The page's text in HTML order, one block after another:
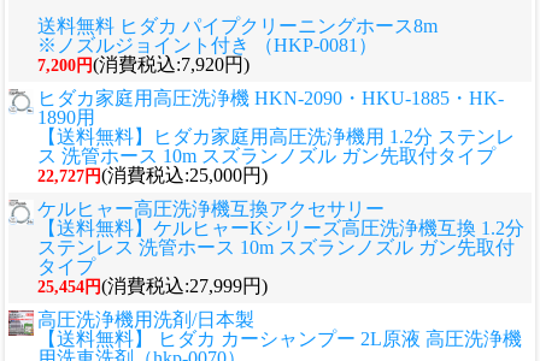
送料無料 ヒダカ パイプクリーニングホース8m
※ノズルジョイント付き （HKP-0081）
7,200円(消費税込:7,920円)
ヒダカ家庭用高圧洗浄機 HKN-2090・HKU-1885・HK-
1890用
【送料無料】ヒダカ家庭用高圧洗浄機用 1.2分 ステンレ
ス 洗管ホース 10m スズランノズル ガン先取付タイプ
22,727円(消費税込:25,000円)
ケルヒャー高圧洗浄機互換アクセサリー
【送料無料】ケルヒャーKシリーズ高圧洗浄機互換 1.2分
ステンレス 洗管ホース 10m スズランノズル ガン先取付
タイプ
25,454円(消費税込:27,999円)
高圧洗浄機用洗剤/日本製
【送料無料】 ヒダカ カーシャンプー 2L原液 高圧洗浄機